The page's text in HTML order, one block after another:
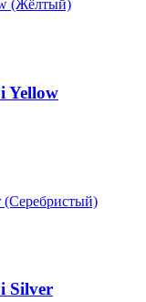
Yellow
Silver